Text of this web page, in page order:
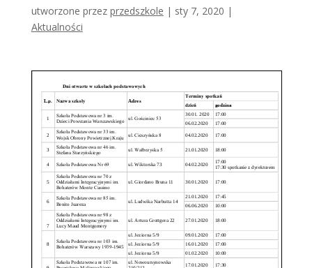
utworzone przez przedszkole | sty 7, 2020 |
Aktualności